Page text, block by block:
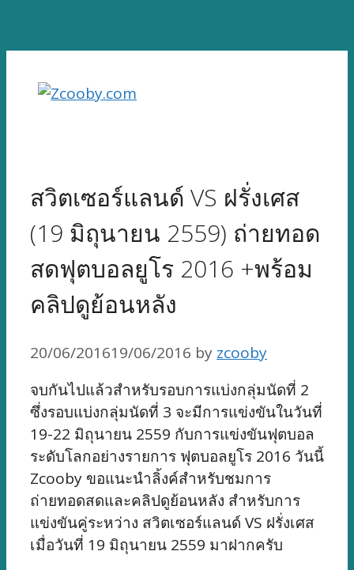
content
สวิตเซอร์แลนด์ VS ฝรั่งเศส
(19 มิถุนายน 2559) ถ่ายทอด
สดฟุตบอลยูโร 2016 +พร้อม
คลิปดูย้อนหลัง
20/06/201619/06/2016 by zcooby
จบกันไปแล้วสำหรับรอบการแบ่งกลุ่มนัดที่ 2
ซึ่งรอบแบ่งกลุ่มนัดที่ 3 จะมีการแข่งขันในวันที่
19-22 มิถุนายน 2559 กับการแข่งขันฟุตบอล
ระดับโลกอย่างรายการ ฟุตบอลยูโร 2016 วันนี้
Zcooby ขอแนะนำลิ้งค์สำหรับชมการ
ถ่ายทอดสดและคลิปดูย้อนหลัง สำหรับการ
แข่งขันคู่ระหว่าง สวิตเซอร์แลนด์ VS ฝรั่งเศส
เมื่อวันที่ 19 มิถุนายน 2559 มาฝากครับ